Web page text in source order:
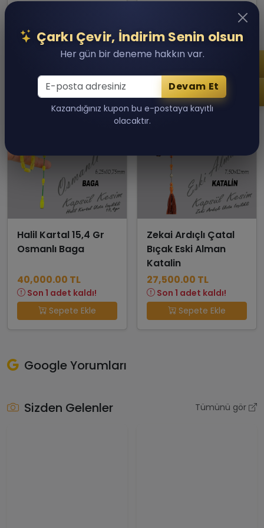
Sepete Ekle
Sepete Ekle
Halil Kartal 15,4 Gr
Osmanlı Baga
40,000.00 TL
Son 1 adet kaldı!
Sepete Ekle
Zekai Ardıçlı Çatal
Bıçak Eski Alman
Katalin
27,500.00 TL
Son 1 adet kaldı!
Sepete Ekle
Google Yorumları
Sizden Gelenler Tümünü gör
Çarkı Çevir, İndirim Senin olsun
Her gün bir deneme hakkın var.
Devam Et
Kazandığınız kupon bu e-postaya kayıtlı
olacaktır.